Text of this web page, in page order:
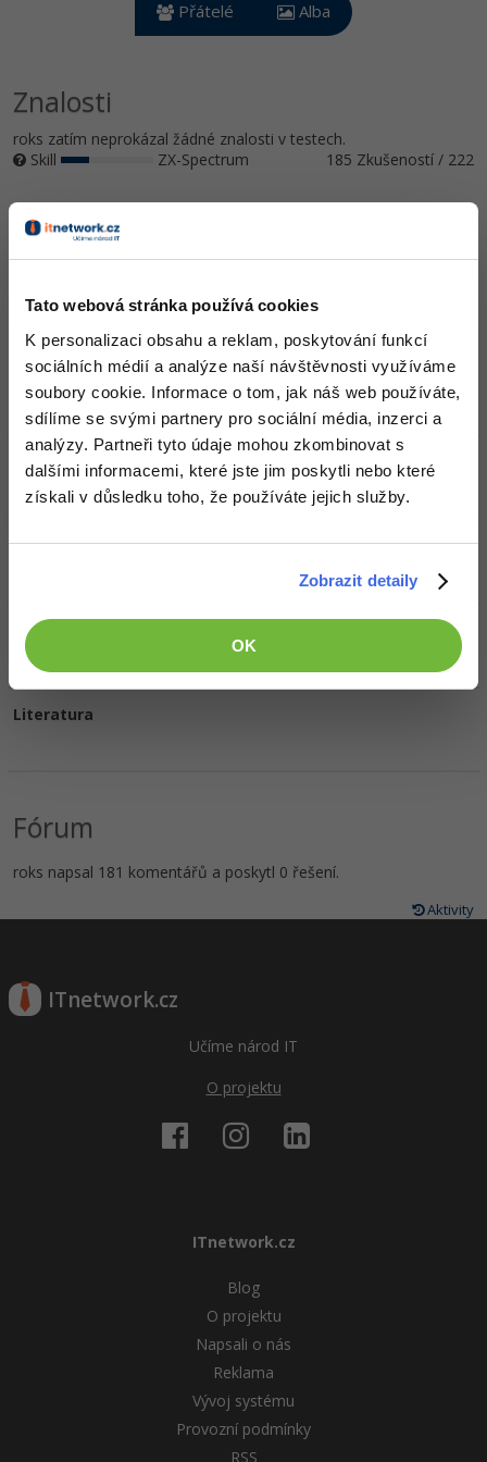
Tato webová stránka používá cookies
K personalizaci obsahu a reklam, poskytování funkcí
sociálních médií a analýze naší návštěvnosti využíváme
soubory cookie. Informace o tom, jak náš web používáte,
sdílíme se svými partnery pro sociální média, inzerci a
analýzy. Partneři tyto údaje mohou zkombinovat s
dalšími informacemi, které jste jim poskytli nebo které
získali v důsledku toho, že používáte jejich služby.
Zobrazit detaily
OK
Copywriter
WordPress specialista
SEO specialista
Algoritmy -41%
Umělá inteligence (AI)
Pro děti
Fórum
Windows
Linux
Sítě
Elektronický podpis
Fórum
Přátelé Alba
Znalosti
roks zatím neprokázal žádné znalosti v testech.
Skill
ZX-Spectrum 185 Zkušeností / 222
Ocenění
roks zatím nezískal žádná ocenění.
Doplňující informace
Oblíbené IDE, Editor
HW sestava
Oblíbené filmy/seriály
Oblíbená hudba
Literatura
Fórum
roks napsal 181 komentářů a poskytl 0 řešení.
Aktivity
ITnetwork.cz
Učíme národ IT
O projektu
ITnetwork.cz
Blog
O projektu
Napsali o nás
Reklama
Vývoj systému
Provozní podmínky
RSS